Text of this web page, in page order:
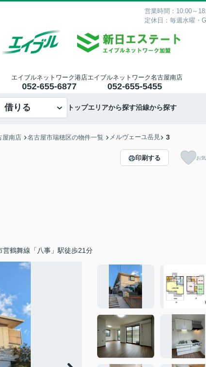
営業時間：10:00～
定休日：毎週水曜・
エイブルネットワーク港店
052-655-6877
エイブルネットワーク名古屋南店
052-655-5455
借りる トップエリアから探す沿線から探す
屋南店 名古屋市瑞穂区の物件一覧 メルヴェーユ岳見 3
営鶴舞線「八事」駅徒歩21分
印刷する お